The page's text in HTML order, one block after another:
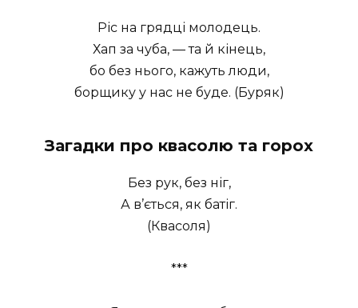
Ріс на грядці молодець.
Хап за чуба, — та й кінець,
бо без нього, кажуть люди,
борщику у нас не буде. (Буряк)
Загадки про квасолю та горох
Без рук, без ніг,
А в’ється, як батіг.
(Квасоля)
***